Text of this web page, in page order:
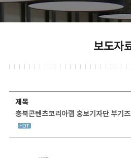
보도자
제목
충북콘텐츠코리아랩 홍보기자단 부기